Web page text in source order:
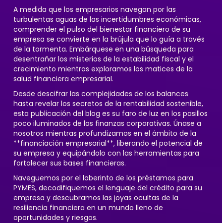
A medida que los empresarios navegan por las
turbulentas aguas de las incertidumbres económicas,
comprender el pulso del bienestar financiero de su
empresa se convierte en la brújula que lo guía a través
de la tormenta. Embárquese en una búsqueda para
desentrañar los misterios de la estabilidad fiscal y el
crecimiento mientras exploramos los matices de la
salud financiera empresarial.
Desde descifrar las complejidades de los balances
hasta revelar los secretos de la rentabilidad sostenible,
esta publicación del blog es su faro de luz en los pasillos
poco iluminados de las finanzas corporativas. Únase a
nosotros mientras profundizamos en el ámbito de la
**financiación empresarial**, liberando el potencial de
su empresa y equipándolo con las herramientas para
fortalecer sus bases financieras.
Naveguemos por el laberinto de los préstamos para
PYMES, decodifiquemos el lenguaje del crédito para su
empresa y descubramos las joyas ocultas de la
resiliencia financiera en un mundo lleno de
oportunidades y riesgos.